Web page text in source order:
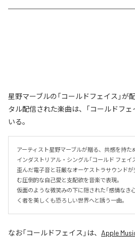
星野マーブルの「コールドフェイス」が
タル配信された楽曲は、「コールドフェ
いる。
アーティスト星野マーブルが贈る、共感を持た
インダストリアル・シングル「コールド フェイス
歪んだ電子音と荘厳なオーケストラサウンド
む圧倒的な自己愛と支配欲を音楽で表現。
仮面のような微笑みの下に隠された「感情なき
く者を美しくも恐ろしい世界へと誘う一曲。
なお「コールドフェイス 」は、 Apple